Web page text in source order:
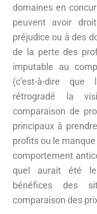
domaines en
peuvent avoir
préjudice ou à des
de la perte des
imputable au
(c’est-à-dire que
rétrogradé la
comparaison de
principaux à
profits ou le
comportement
quel aurait été
bénéfices des
comparaison des